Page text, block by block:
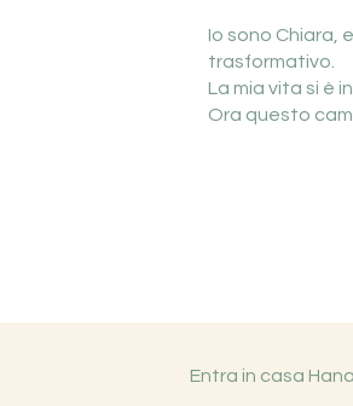
Io sono Chiara,
trasformativo.
La mia vita si è
Ora questo
Entra in casa